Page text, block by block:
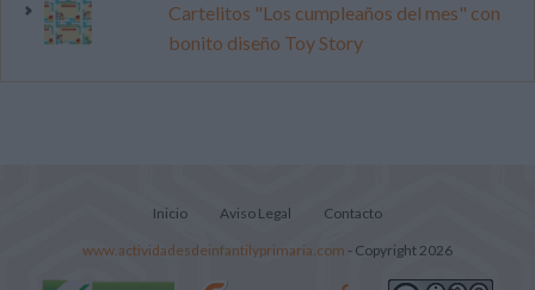
Cartelitos "Los cumpleaños del mes" con
bonito diseño Toy Story
Inicio Aviso Legal Contacto
www.actividadesdeinfantilyprimaria.com - Copyright 2026